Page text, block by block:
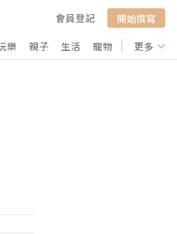
會員登記
開始撰寫
樂 親子 生活 寵物 行山 打卡
更多